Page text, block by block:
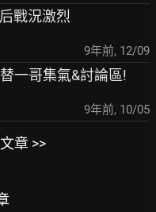
戰況激烈
9年前, 12/09
一哥集氣&討論區!
9年前, 10/05
章 >>